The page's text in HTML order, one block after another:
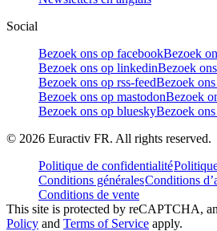
Social
Bezoek ons op facebookBezoek
Bezoek ons op linkedinBezoek
Bezoek ons op rss-feedBezoek
Bezoek ons op mastodonBezoek
Bezoek ons op blueskyBezoek
© 2026 Euractiv FR. All rights reserved.
Politique de confidentialité
Conditions généralesConditions
Conditions de vente
This site is protected by reCAPTCHA,
Policy and Terms of Service apply.